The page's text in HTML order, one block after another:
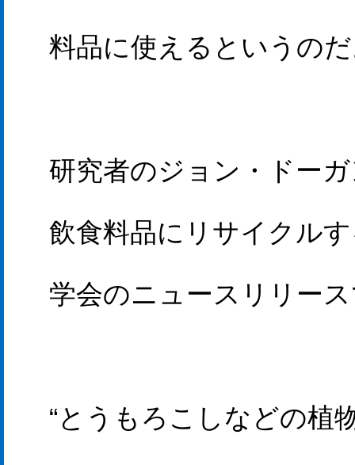
料品に使えるというの
研究者のジョン・ドー
飲食料品にリサイクル
学会のニュースリリー
“とうもろこしなどの植